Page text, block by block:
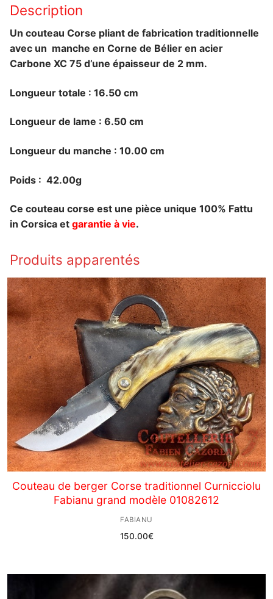
Description
Un couteau Corse pliant de fabrication traditionnelle
avec un manche en Corne de Bélier en acier
Carbone XC 75 d’une épaisseur de 2 mm.
Longueur totale : 16.50 cm
Longueur de lame : 6.50 cm
Longueur du manche : 10.00 cm
Poids : 42.00g
Ce couteau corse est une pièce unique 100% Fattu
in Corsica et garantie à vie.
Produits apparentés
Couteau de berger Corse traditionnel Curnicciolu
Fabianu grand modèle 01082612
FABIANU
150.00€